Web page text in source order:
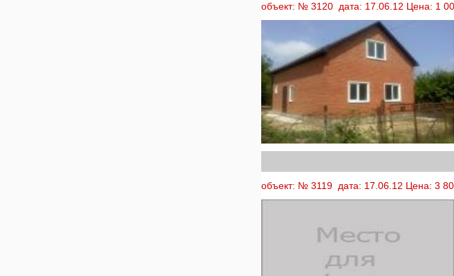
объект: № 3120 дата: 17.06.12 Цена: 1
объект: № 3119 дата: 17.06.12 Цена: 3